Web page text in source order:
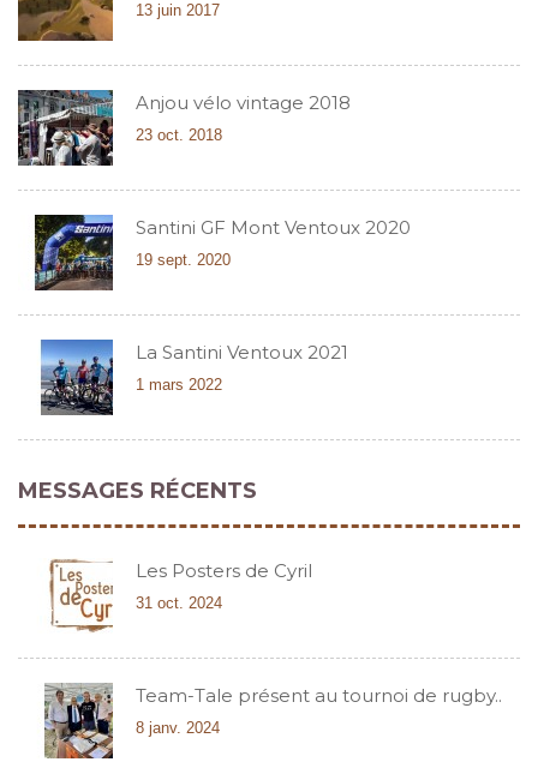
13 juin 2017
Anjou vélo vintage 2018
23 oct. 2018
Santini GF Mont Ventoux 2020
19 sept. 2020
La Santini Ventoux 2021
1 mars 2022
MESSAGES RÉCENTS
Les Posters de Cyril
31 oct. 2024
Team-Tale présent au tournoi de rugby..
8 janv. 2024